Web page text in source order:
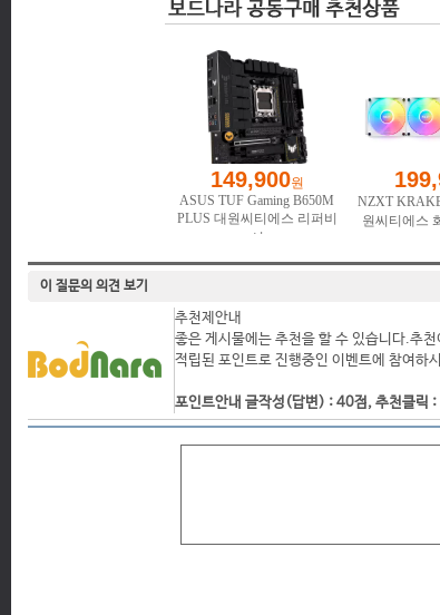
이 질문의 의견 보기
추천제안내
좋은 게시물에는 추천을 할 수 있습니다.추
적립된 포인트로 진행중인 이벤트에 참여하
포인트안내 글작성(답변) : 40점, 추천클릭